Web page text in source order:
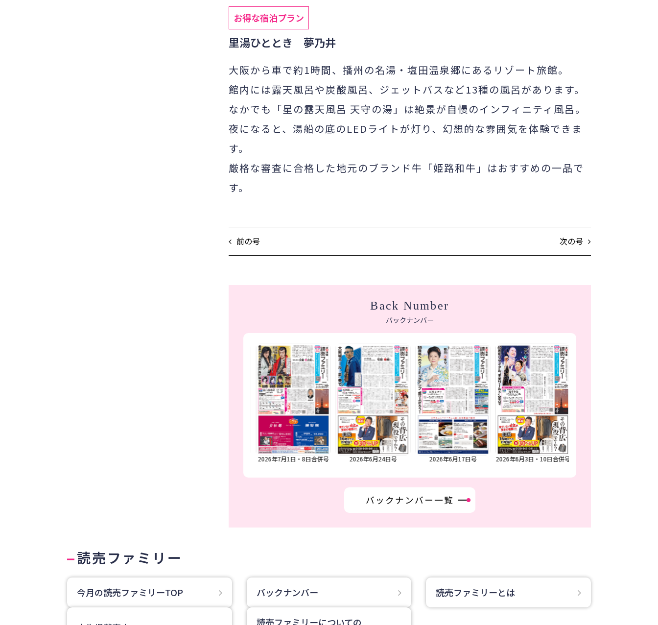
お得な宿泊プラン
里湯ひととき 夢乃井
大阪から車で約1時間、播州の名湯・塩田温泉郷にあるリゾート旅館。
館内には露天風呂や炭酸風呂、ジェットバスなど13種の風呂があります。
なかでも「星の露天風呂 天守の湯」は絶景が自慢のインフィニティ風呂。
夜になると、湯船の底のLEDライトが灯り、幻想的な雰囲気を体験できま
す。
厳格な審査に合格した地元のブランド牛「姫路和牛」はおすすめの一品で
す。
前の号 次の号
Back Number
バックナンバー
2026年7月1日・8日合併号 2026年6月24日号 2026年6月17日号 2026年6月3日・10日合併号
バックナンバー一覧
読売ファミリー
今月の読売ファミリーTOP バックナンバー 読売ファミリーとは
読売ファミリーについての